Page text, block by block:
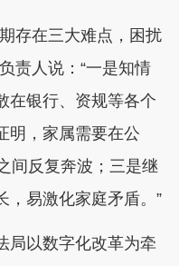
存在三大难点，困扰
责人说：“一是知情
在银行、资规等各个
明，家属需要在公
间反复奔波；三是继
，易激化家庭矛盾。”
以数字化改革为牵